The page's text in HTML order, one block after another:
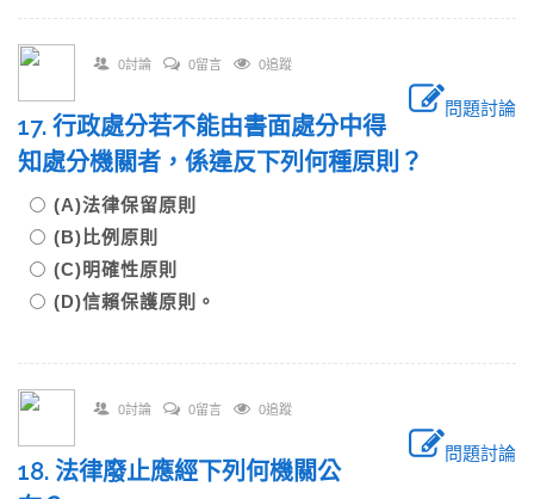
0討論 0留言 0追蹤
問題討論
17. 行政處分若不能由書面處分中得
知處分機關者，係違反下列何種原則？
(A)法律保留原則
(B)比例原則
(C)明確性原則
(D)信賴保護原則。
0討論 0留言 0追蹤
問題討論
18. 法律廢止應經下列何機關公